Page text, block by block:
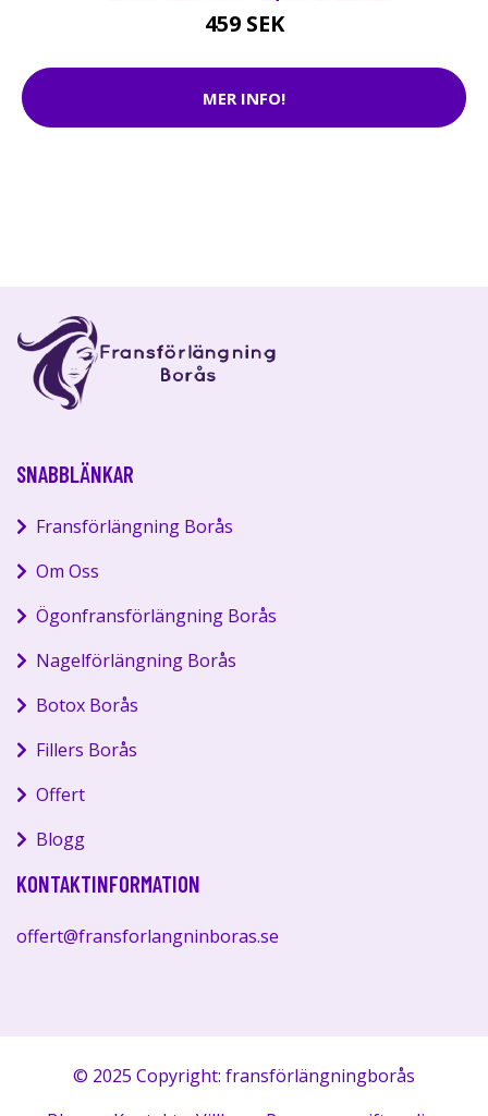
459 SEK
MER INFO!
SNABBLÄNKAR
Fransförlängning Borås
Om Oss
Ögonfransförlängning Borås
Nagelförlängning Borås
Botox Borås
Fillers Borås
Offert
Blogg
KONTAKTINFORMATION
offert@fransforlangninboras.se
© 2025 Copyright: fransförlängningborås